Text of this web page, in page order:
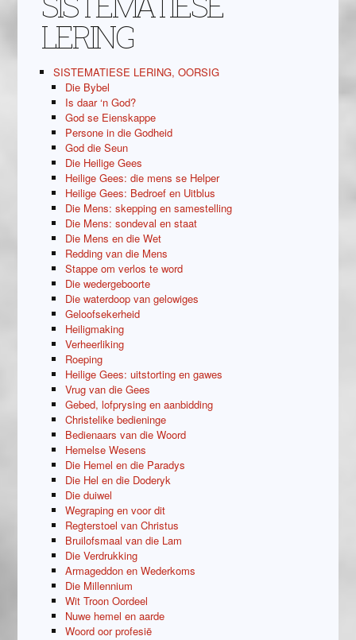
LERING
SISTEMATIESE LERING, OORSIG
Die Bybel
Is daar ‘n God?
God se Eienskappe
Persone in die Godheid
God die Seun
Die Heilige Gees
Heilige Gees: die mens se Helper
Heilige Gees: Bedroef en Uitblus
Die Mens: skepping en samestelling
Die Mens: sondeval en staat
Die Mens en die Wet
Redding van die Mens
Stappe om verlos te word
Die wedergeboorte
Die waterdoop van gelowiges
Geloofsekerheid
Heiligmaking
Verheerliking
Roeping
Heilige Gees: uitstorting en gawes
Vrug van die Gees
Gebed, lofprysing en aanbidding
Christelike bedieninge
Bedienaars van die Woord
Hemelse Wesens
Die Hemel en die Paradys
Die Hel en die Doderyk
Die duiwel
Wegraping en voor dit
Regterstoel van Christus
Bruilofsmaal van die Lam
Die Verdrukking
Armageddon en Wederkoms
Die Millennium
Wit Troon Oordeel
Nuwe hemel en aarde
Woord oor profesië